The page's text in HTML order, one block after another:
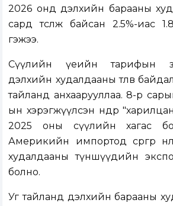
2026 онд дэлхийн барааны
сард төсөөлж байсан 2.5%-иас
гэжээ.
Сүүлийн үеийн тарифын
дэлхийн худалдааны төлөв байдалд
тайланд анхаарууллаа. 8-р
ын хэрэгжүүлсэн өндөр
2025 оны сүүлийн хагас
Америкийн импортод сөргөөр
худалдааны түншүүдийн
болно.
Уг тайланд дэлхийн барааны